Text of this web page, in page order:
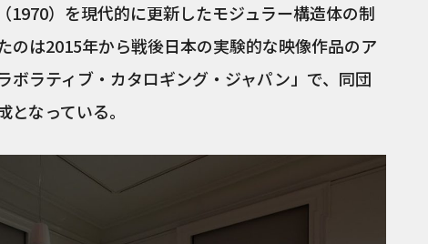
1970）を現代的に更新したモジュラー構造体の制
のは2015年から戦後日本の実験的な映像作品のア
ボラティブ・カタロギング・ジャパン」で、同団
なっている。